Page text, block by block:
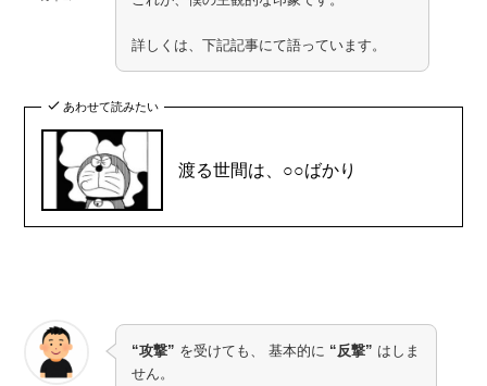
詳しくは、下記記事にて語っています。
あわせて読みたい
渡る世間は、○○ばかり
“攻撃” を受けても、 基本的に “反撃” はしま
せん。